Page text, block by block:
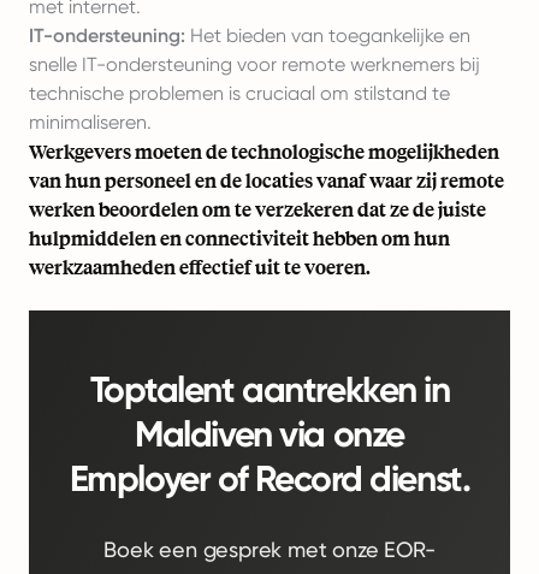
met internet.
IT-ondersteuning: Het bieden van toegankelijke en
snelle IT-ondersteuning voor remote werknemers bij
technische problemen is cruciaal om stilstand te
minimaliseren.
Werkgevers moeten de technologische mogelijkheden
van hun personeel en de locaties vanaf waar zij remote
werken beoordelen om te verzekeren dat ze de juiste
hulpmiddelen en connectiviteit hebben om hun
werkzaamheden effectief uit te voeren.
Toptalent aantrekken in
Maldiven via onze
Employer of Record dienst.
Boek een gesprek met onze EOR-